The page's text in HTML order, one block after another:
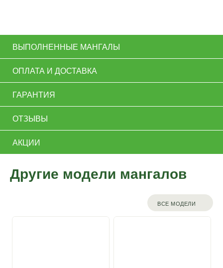
ВЫПОЛНЕННЫЕ МАНГАЛЫ
ОПЛАТА И ДОСТАВКА
ГАРАНТИЯ
ОТЗЫВЫ
АКЦИИ
Другие модели мангалов
ВСЕ МОДЕЛИ